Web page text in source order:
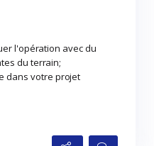
l'opération avec du
du terrain;
dans votre projet